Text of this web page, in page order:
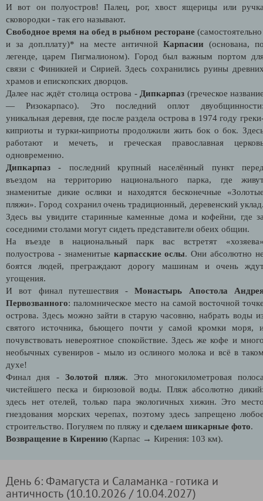
И вот он полуостров! Палец, рог, хвост ящерицы или
сковородки - так его называют.
Свободное время на обед в рыбном ресторане
и за доп.плату)* на месте античной Карпасии (основана,
легенде, царем Пигмалионом). Город был важным портом
связи с Финикией и Сирией. Здесь сохранились руины
храмов и епископских дворцов.
Далее нас ждёт столица острова - Дипкарпаз (греческое
— Ризокарпасо). Это последний оплот
уникальная деревня, где после раздела острова в 1974 году
киприоты и турки-киприоты продолжили жить бок о бок.
работают и мечеть, и греческая православная
одновременно.
Дипкарпаз - последний крупный населённый пункт
въездом на территорию национального парка, где
знаменитые дикие ослики и находятся бесконечные
пляжи». Город сохранил очень традиционный, деревенский
Здесь вы увидите старинные каменные дома и кофейни, где
соседними столами могут сидеть представители обеих общин.
На въезде в национальный парк вас встретят
полуострова - знаменитые карпасские ослы. Они абсолютно
боятся людей, преграждают дорогу машинам и очень
угощения.
И вот финал путешествия -Монастырь Апостола
Первозванного: паломническое место на самой восточной
острова. Здесь можно зайти в старую часовню, набрать воды
святого источника, бьющего почти у самой кромки моря,
почувствовать невероятное спокойствие. Здесь же кофе и
необычных сувениров - мыло из ослиного молока и всё в
духе!
Финал дня -Золотой пляж. Это многокилометровая
чистейшего песка и бирюзовой воды. Пляж абсолютно
здесь нет отелей, только пара экологичных хижин. Это
гнездования морских черепах, поэтому здесь запрещено
строительство. Погуляем по пляжу и сделаем шикарные фото.
Возвращение в Кирению (Карпас → Кирения: 103 км).
День 6: Фамагуста и Саламанка - готика и
античность (10.10.2026 / 10.04.2027)